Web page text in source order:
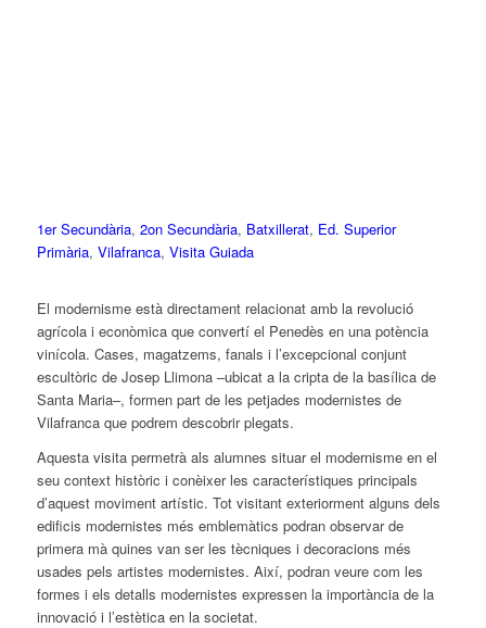
1er Secundària, 2on Secundària, Batxillerat, Ed. Superior
Primària, Vilafranca, Visita Guiada
El modernisme està directament relacionat amb la revolució
agrícola i econòmica que convertí el Penedès en una potència
vinícola. Cases, magatzems, fanals i l’excepcional conjunt
escultòric de Josep Llimona –ubicat a la cripta de la basílica de
Santa Maria–, formen part de les petjades modernistes de
Vilafranca que podrem descobrir plegats.
Aquesta visita permetrà als alumnes situar el modernisme en el
seu context històric i conèixer les característiques principals
d’aquest moviment artístic. Tot visitant exteriorment alguns dels
edificis modernistes més emblemàtics podran observar de
primera mà quines van ser les tècniques i decoracions més
usades pels artistes modernistes. Així, podran veure com les
formes i els detalls modernistes expressen la importància de la
innovació i l’estètica en la societat.